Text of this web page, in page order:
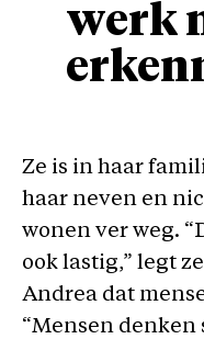
werk
Ze is in haar
haar neven en
wonen ver weg.
ook lastig,” legt
Andrea dat
“Mensen denken